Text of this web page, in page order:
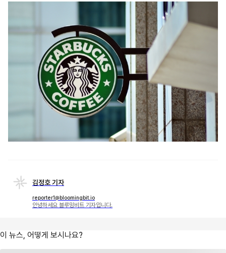
김정호 기자
reporter1@bloomingbit.io
안녕하세요 블루밍비트 기자입니다.
이 뉴스, 어떻게 보시나요?